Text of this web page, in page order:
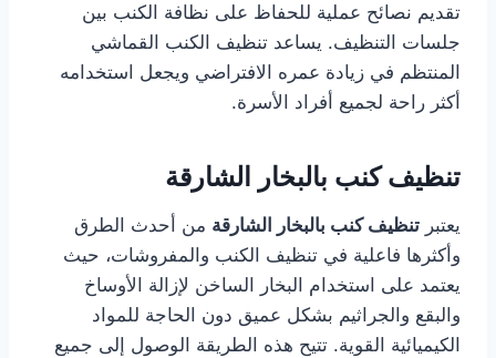
تقديم نصائح عملية للحفاظ على نظافة الكنب بين
جلسات التنظيف. يساعد تنظيف الكنب القماشي
المنتظم في زيادة عمره الافتراضي ويجعل استخدامه
أكثر راحة لجميع أفراد الأسرة.
تنظيف كنب بالبخار الشارقة
يعتبر تنظيف كنب بالبخار الشارقة من أحدث الطرق
وأكثرها فاعلية في تنظيف الكنب والمفروشات، حيث
يعتمد على استخدام البخار الساخن لإزالة الأوساخ
والبقع والجراثيم بشكل عميق دون الحاجة للمواد
الكيميائية القوية. تتيح هذه الطريقة الوصول إلى جميع